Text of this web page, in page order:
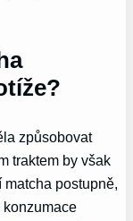
způsobovat
traktem by však
postupně,